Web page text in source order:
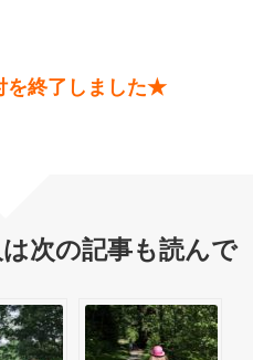
を終了しました★
次の記事も読んで